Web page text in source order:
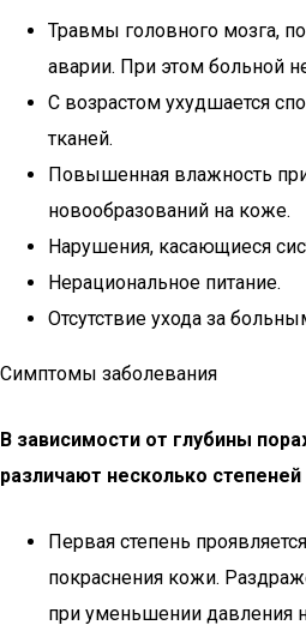
Травмы головного мозга,
аварии. При этом больной
С возрастом ухудшается
тканей.
Повышенная влажность
новообразований на коже.
Нарушения, касающиеся
Нерациональное питание.
Отсутствие ухода за
Симптомы заболевания
В зависимости от глубины
различают несколько
Первая степень
покраснения кожи.
при уменьшении давления